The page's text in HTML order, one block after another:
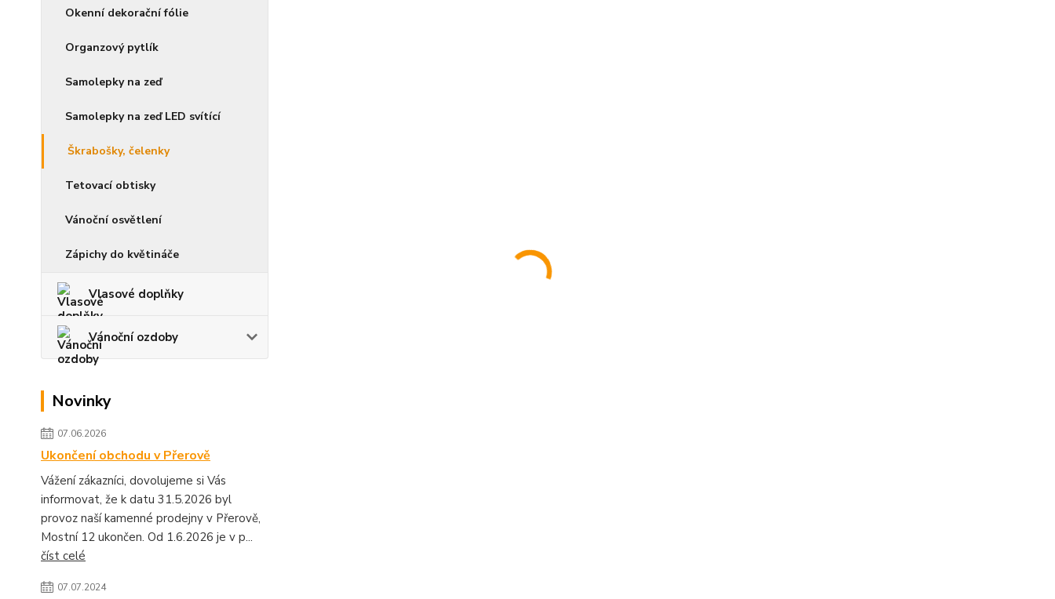
Okenní dekorační fólie
Organzový pytlík
Samolepky na zeď
Samolepky na zeď LED svítící
Škrabošky, čelenky
Tetovací obtisky
Vánoční osvětlení
Zápichy do květináče
Vlasové doplňky
Vánoční ozdoby
Novinky
07.06.2026
Ukončení obchodu v Přerově
Vážení zákazníci, dovolujeme si Vás
informovat, že k datu 31.5.2026 byl
provoz naší kamenné prodejny v Přerově,
Mostní 12 ukončen. Od 1.6.2026 je v p...
číst celé
07.07.2024